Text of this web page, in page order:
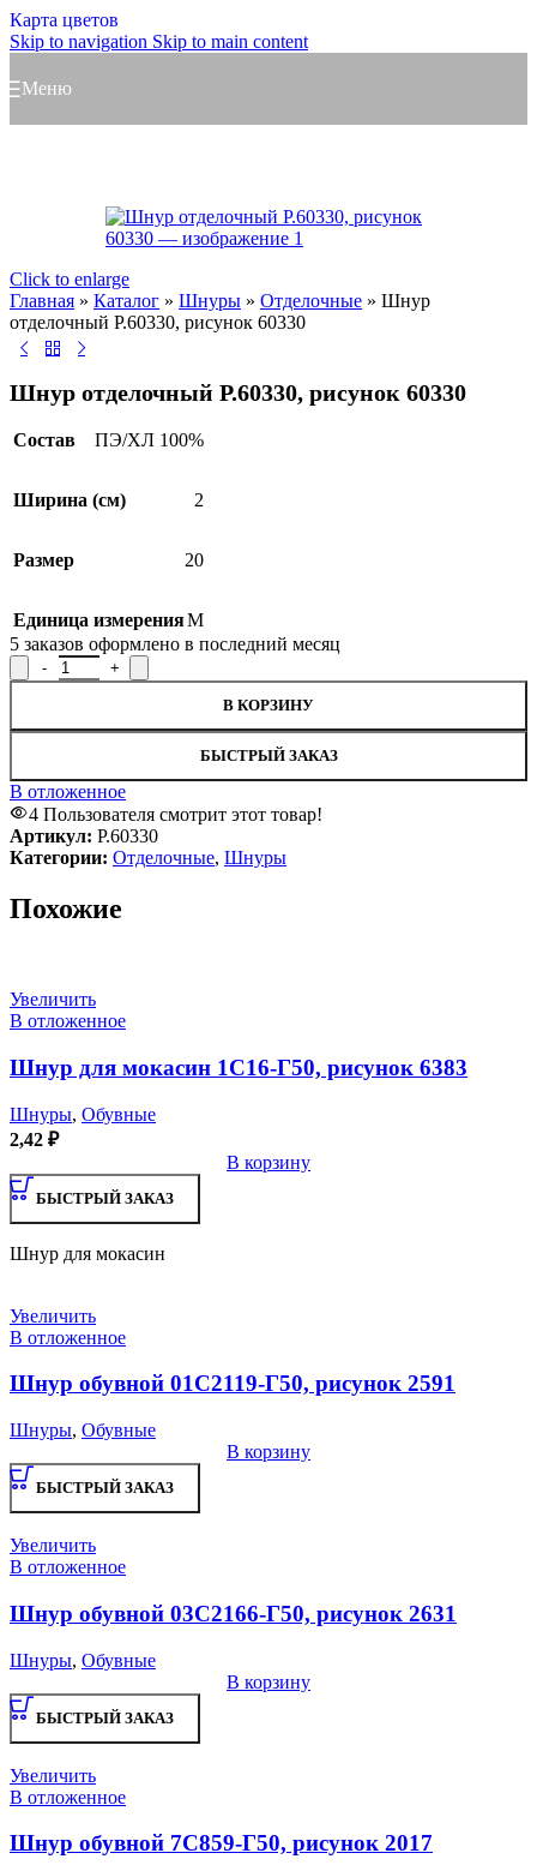
Карта цветов
Skip to navigation Skip to main content
Меню
Click to enlarge
Главная » Каталог » Шнуры » Отделочные » Шнур
отделочный Р.60330, рисунок 60330
Шнур отделочный Р.60330, рисунок 60330
Состав ПЭ/ХЛ 100%
Ширина (см) 2
Размер 20
Единица измеренияМ
5 заказов оформлено в последний месяц
Количество товара Шнур отделочный Р.60330, рисунок 60330
В КОРЗИНУ
БЫСТРЫЙ ЗАКАЗ
В отложенное
4 Пользователя смотрит этот товар!
Артикул: Р.60330
Категории: Отделочные, Шнуры
Похожие
Увеличить
В отложенное
Шнур для мокасин 1С16-Г50, рисунок 6383
Шнуры, Обувные
2,42 ₽
В корзину
БЫСТРЫЙ ЗАКАЗ
Шнур для мокасин
Увеличить
В отложенное
Шнур обувной 01С2119-Г50, рисунок 2591
Шнуры, Обувные
В корзину
БЫСТРЫЙ ЗАКАЗ
Увеличить
В отложенное
Шнур обувной 03С2166-Г50, рисунок 2631
Шнуры, Обувные
В корзину
БЫСТРЫЙ ЗАКАЗ
Увеличить
В отложенное
Шнур обувной 7С859-Г50, рисунок 2017